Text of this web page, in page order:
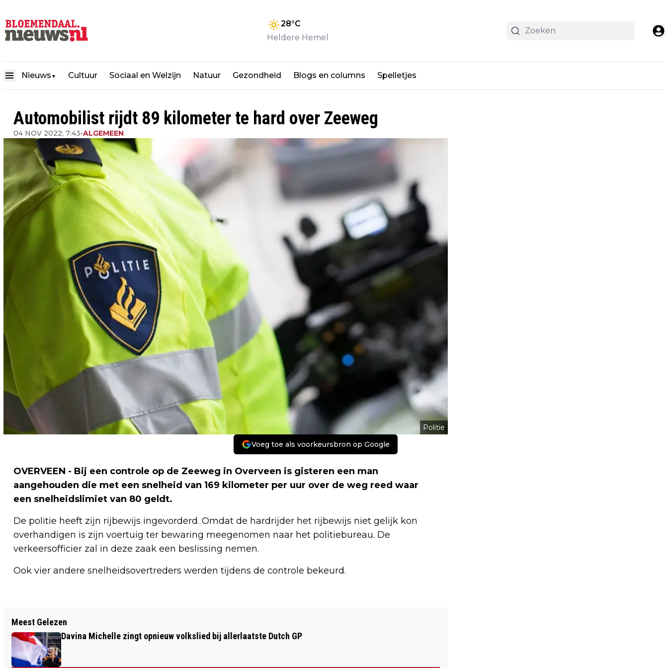
28°C
Heldere Hemel
Nieuws ▼ Cultuur Sociaal en Welzijn Natuur Gezondheid Blogs en columns Spelletjes
Automobilist rijdt 89 kilometer te hard over Zeeweg
04 NOV 2022, 7:43•ALGEMEEN
Politie
Voeg toe als voorkeursbron op Google
OVERVEEN - Bij een controle op de Zeeweg in Overveen is gisteren een man
aangehouden die met een snelheid van 169 kilometer per uur over de weg reed waar
een snelheidslimiet van 80 geldt.
De politie heeft zijn rijbewijs ingevorderd. Omdat de hardrijder het rijbewijs niet gelijk kon
overhandigen is zijn voertuig ter bewaring meegenomen naar het politiebureau. De
verkeersofficier zal in deze zaak een beslissing nemen.
Ook vier andere snelheidsovertreders werden tijdens de controle bekeurd.
FIETSER GEWOND BIJ BOTSING MET
BUSJE OP WESTELIJKE RANDWEG
(N208) HAARLEM
PARELTJE IN DE HAARLEMSE
Meest Gelezen
Davina Michelle zingt opnieuw volkslied bij allerlaatste Dutch GP